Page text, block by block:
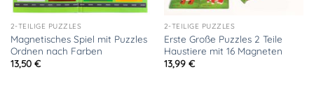
2-TEILIGE PUZZLES
Magnetisches Spiel mit Puzzles
Ordnen nach Farben
13,50 €
2-TEILIGE PUZZLES
Erste Große Puzzles 2 Teile
Haustiere mit 16 Magneten
13,99 €